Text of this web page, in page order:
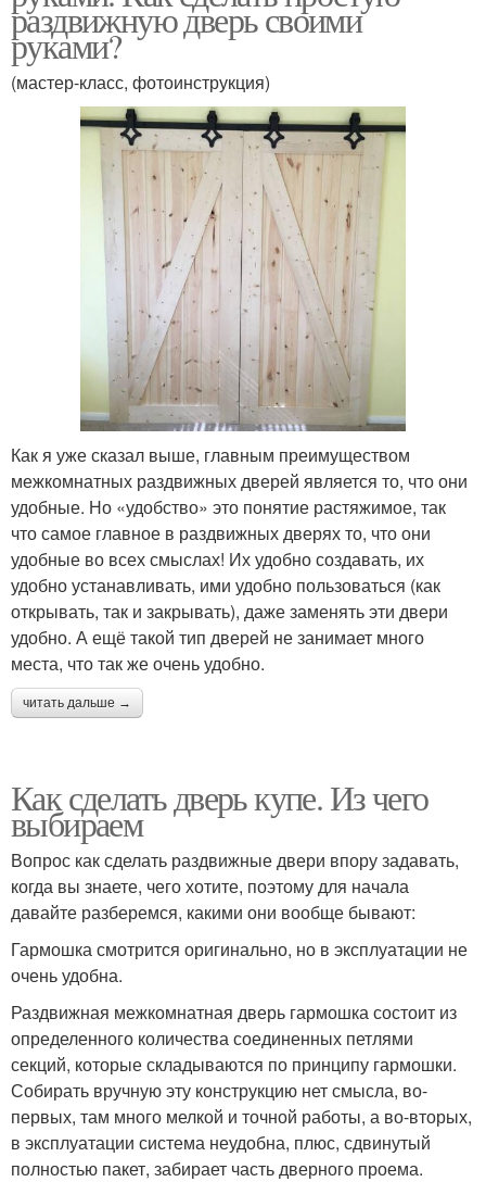
раздвижную дверь своими
руками?
(мастер-класс, фотоинструкция)
Как я уже сказал выше, главным преимуществом
межкомнатных раздвижных дверей является то, что они
удобные. Но «удобство» это понятие растяжимое, так
что самое главное в раздвижных дверях то, что они
удобные во всех смыслах! Их удобно создавать, их
удобно устанавливать, ими удобно пользоваться (как
открывать, так и закрывать), даже заменять эти двери
удобно. А ещё такой тип дверей не занимает много
места, что так же очень удобно.
читать дальше →
Как сделать дверь купе. Из чего
выбираем
Вопрос как сделать раздвижные двери впору задавать,
когда вы знаете, чего хотите, поэтому для начала
давайте разберемся, какими они вообще бывают:
Гармошка смотрится оригинально, но в эксплуатации не
очень удобна.
Раздвижная межкомнатная дверь гармошка состоит из
определенного количества соединенных петлями
секций, которые складываются по принципу гармошки.
Собирать вручную эту конструкцию нет смысла, во-
первых, там много мелкой и точной работы, а во-вторых,
в эксплуатации система неудобна, плюс, сдвинутый
полностью пакет, забирает часть дверного проема.